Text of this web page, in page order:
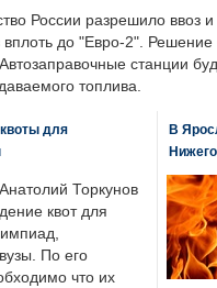
России разрешило ввоз
вплоть до "Евро-2".
станции
топлива.
для
Торкунов
квот для
По его
что их
В